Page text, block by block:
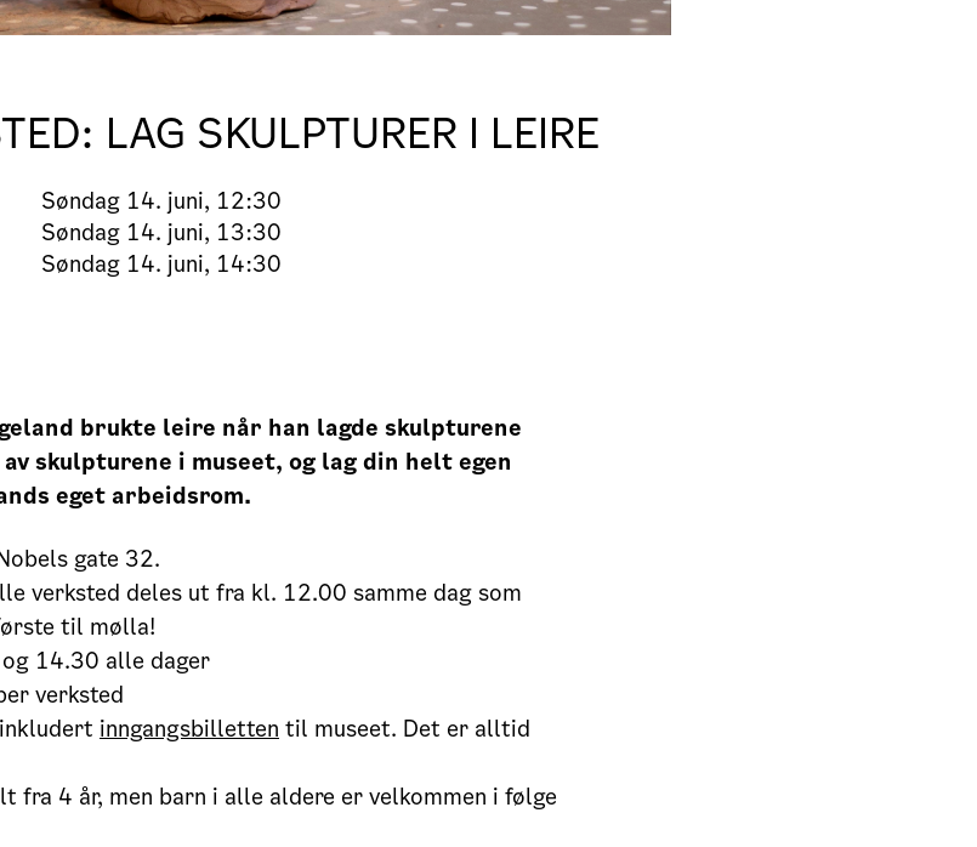
LAG SKULPTURER I LEIRE
Søndag 14. juni, 12:30
Søndag 14. juni, 13:30
Søndag 14. juni, 14:30
brukte leire når han lagde skulpturene
skulpturene i museet, og lag din helt egen
eget arbeidsrom.
gate 32.
verksted deles ut fra kl. 12.00 samme dag som
til mølla!
14.30 alle dager
verksted
inngangsbilletten til museet. Det er alltid
fra 4 år, men barn i alle aldere er velkommen i følge